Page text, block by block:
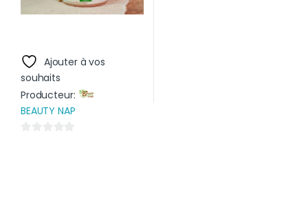
Ajouter à vos
souhaits
Producteur:
BEAUTY NAP